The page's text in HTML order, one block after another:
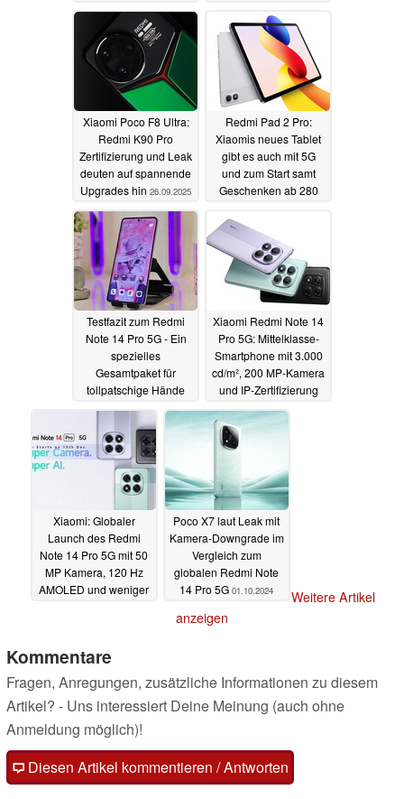
Xiaomi Poco F8 Ultra:
Redmi K90 Pro
Zertifizierung und Leak
deuten auf spannende
Upgrades hin 26.09.2025
Redmi Pad 2 Pro:
Xiaomis neues Tablet
gibt es auch mit 5G
und zum Start samt
Geschenken ab 280
Testfazit zum Redmi
Note 14 Pro 5G - Ein
spezielles
Gesamtpaket für
tollpatschige Hände
16.02.2025
Xiaomi Redmi Note 14
Pro 5G: Mittelklasse-
Smartphone mit 3.000
cd/m², 200 MP-Kamera
und IP-Zertifizierung
startet offiziell für 400
Euro
10.01.2025
Xiaomi: Globaler
Launch des Redmi
Note 14 Pro 5G mit 50
MP Kamera, 120 Hz
AMOLED und weniger
Poco X7 laut Leak mit
Kamera-Downgrade im
Vergleich zum
globalen Redmi Note
14 Pro 5G 01.10.2024
Weitere Artikel
anzeigen
Kommentare
Fragen, Anregungen, zusätzliche Informationen zu diesem
Artikel? - Uns interessiert Deine Meinung (auch ohne
Anmeldung möglich)!
Diesen Artikel kommentieren / Antworten